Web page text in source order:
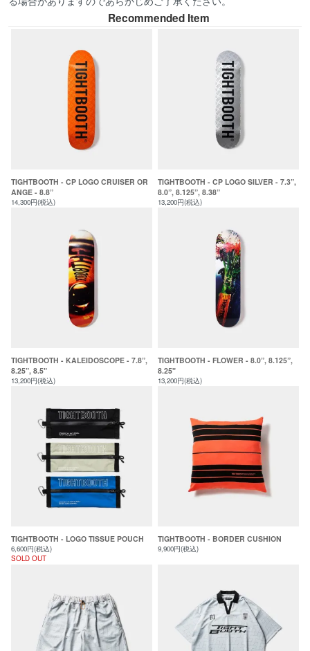
Recommended Item
TIGHTBOOTH - CP LOGO CRUISER OR
ANGE - 8.8”
14,300円(税込)
TIGHTBOOTH - CP LOGO SILVER - 7.3”,
8.0”, 8.125”, 8.38”
13,200円(税込)
TIGHTBOOTH - KALEIDOSCOPE - 7.8”,
8.25”, 8.5"
13,200円(税込)
TIGHTBOOTH - FLOWER - 8.0”, 8.125”,
8.25"
13,200円(税込)
TIGHTBOOTH - LOGO TISSUE POUCH
6,600円(税込)
SOLD OUT
TIGHTBOOTH - BORDER CUSHION
9,900円(税込)